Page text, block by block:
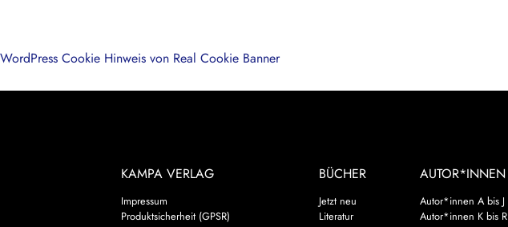
KAMPA VERLAG
Impressum
Produktsicherheit (GPSR)
BÜCHER
Jetzt neu
Literatur
AUTOR*INNEN
Autor*innen A bis J
Autor*innen K bis R
WordPress Cookie Hinweis von Real Cookie Banner